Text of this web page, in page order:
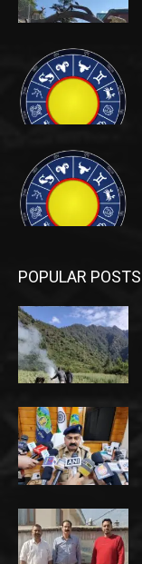
POPULAR POSTS